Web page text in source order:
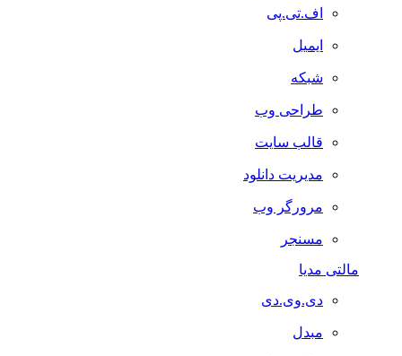
اف.تی.پی
ایمیل
شبکه
طراحی وب
قالب سایت
مدیریت دانلود
مرورگر وب
مسنجر
مالتی مدیا
دی.وی.دی
مبدل